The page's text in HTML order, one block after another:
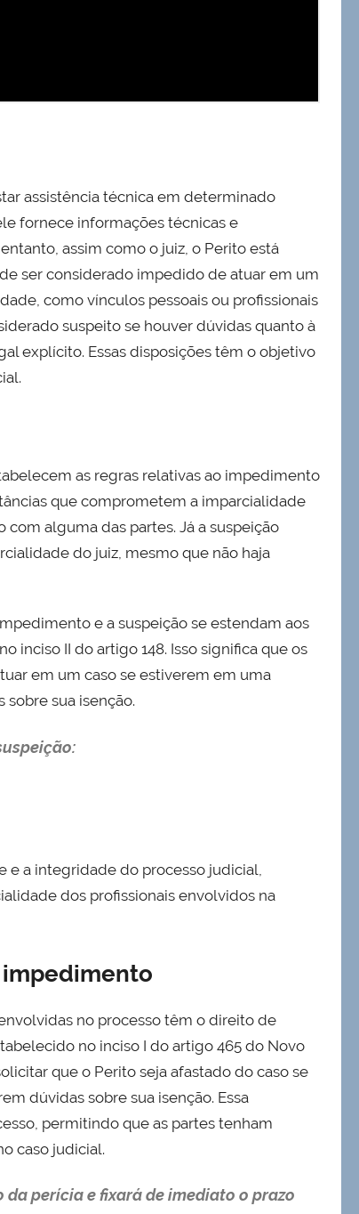
assistência técnica em determinado
fornece informações técnicas e
assim como o juiz, o Perito está
ser considerado impedido de atuar em um
como vínculos pessoais ou profissionais
suspeito se houver dúvidas quanto à
explícito. Essas disposições têm o objetivo
as regras relativas ao impedimento
que comprometem a imparcialidade
alguma das partes. Já a suspeição
do juiz, mesmo que não haja
e a suspeição se estendam aos
inciso II do artigo 148. Isso significa que os
em um caso se estiverem em uma
sua isenção.
e a integridade do processo judicial,
dos profissionais envolvidos na
impedimento
no processo têm o direito de
no inciso I do artigo 465 do Novo
que o Perito seja afastado do caso se
dúvidas sobre sua isenção. Essa
permitindo que as partes tenham
caso judicial.
perícia e fixará de imediato o prazo